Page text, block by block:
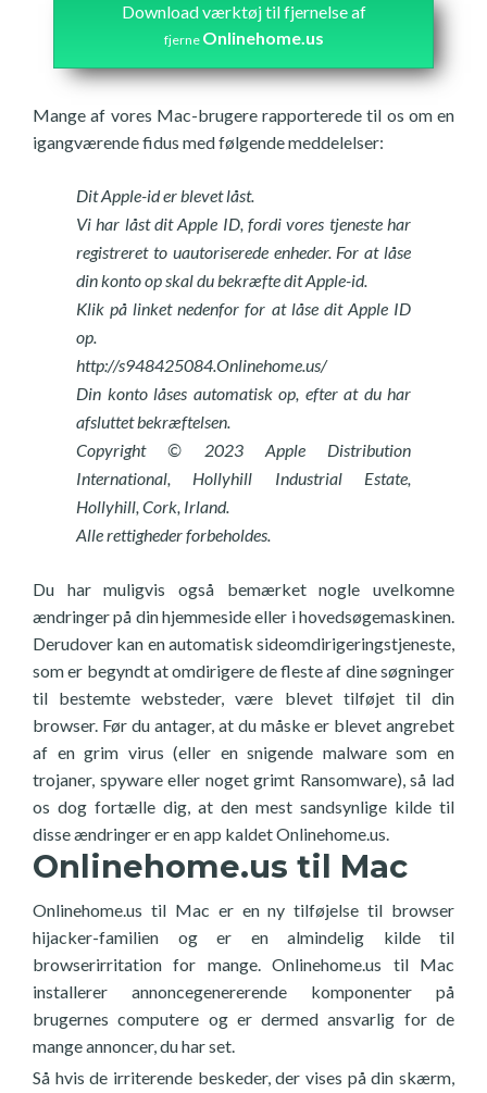
Download værktøj til fjernelse af
fjerne Onlinehome.us
Mange af vores Mac-brugere rapporterede til os om en
igangværende fidus med følgende meddelelser:
Dit Apple-id er blevet låst.
Vi har låst dit Apple ID, fordi vores tjeneste har
registreret to uautoriserede enheder. For at låse
din konto op skal du bekræfte dit Apple-id.
Klik på linket nedenfor for at låse dit Apple ID
op.
http://s948425084.Onlinehome.us/
Din konto låses automatisk op, efter at du har
afsluttet bekræftelsen.
Copyright © 2023 Apple Distribution
International, Hollyhill Industrial Estate,
Hollyhill, Cork, Irland.
Alle rettigheder forbeholdes.
Du har muligvis også bemærket nogle uvelkomne
ændringer på din hjemmeside eller i hovedsøgemaskinen.
Derudover kan en automatisk sideomdirigeringstjeneste,
som er begyndt at omdirigere de fleste af dine søgninger
til bestemte websteder, være blevet tilføjet til din
browser. Før du antager, at du måske er blevet angrebet
af en grim virus (eller en snigende malware som en
trojaner, spyware eller noget grimt Ransomware), så lad
os dog fortælle dig, at den mest sandsynlige kilde til
disse ændringer er en app kaldet Onlinehome.us.
Onlinehome.us til Mac
Onlinehome.us til Mac er en ny tilføjelse til browser
hijacker-familien og er en almindelig kilde til
browserirritation for mange. Onlinehome.us til Mac
installerer annoncegenererende komponenter på
brugernes computere og er dermed ansvarlig for de
mange annoncer, du har set.
Så hvis de irriterende beskeder, der vises på din skærm,